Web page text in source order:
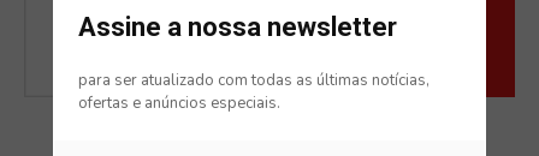
Assine a nossa newsletter
para ser atualizado com todas as últimas notícias,
ofertas e anúncios especiais.